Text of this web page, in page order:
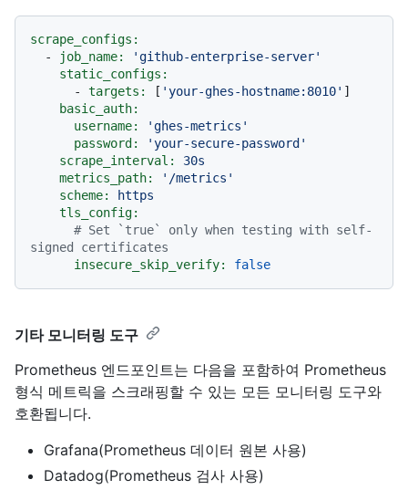
scrape_configs:
-
job_name:
'github-enterprise-server'
static_configs:
-
targets: [ 'your-ghes-hostname:8010' ]
basic_auth:
username:
'ghes-metrics'
password:
'your-secure-password'
scrape_interval:
30s
metrics_path:
'/metrics'
scheme:
https
tls_config:
# Set `true` only when testing with self-
signed certificates
insecure_skip_verify:
false
기타 모니터링 도구
Prometheus 엔드포인트는 다음을 포함하여 Prometheus
형식 메트릭을 스크래핑할 수 있는 모든 모니터링 도구와
호환됩니다.
Grafana(Prometheus 데이터 원본 사용)
Datadog(Prometheus 검사 사용)